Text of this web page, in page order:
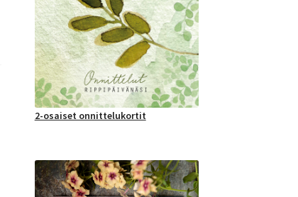
2-osaiset onnittelukortit